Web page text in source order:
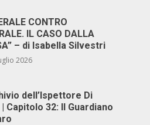
CONTRO
IL CASO DALLA
– di Isabella Silvestri
2026
dell’Ispettore Di
Capitolo 32: Il Guardiano